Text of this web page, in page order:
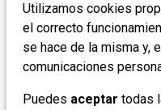
Utilizamos cookies
el correcto
se hace de la misma y,
comunicaciones
Puedes aceptar todas